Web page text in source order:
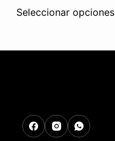
Seleccionar opciones